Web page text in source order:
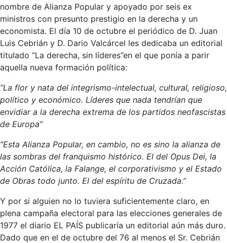
nombre de Alianza Popular y apoyado por seis ex
ministros con presunto prestigio en la derecha y un
economista. El día 10 de octubre el periódico de D. Juan
Luis Cebrián y D. Dario Valcárcel les dedicaba un editorial
titulado “La derecha, sin líderes”en el que ponía a parir
aquella nueva formación política:
“La flor y nata del integrismo-intelectual, cultural, religioso,
político y económico. Líderes que nada tendrían que
envidiar a la derecha extrema de los partidos neofascistas
de Europa”
“Esta Alianza Popular, en cambio, no es sino la alianza de
las sombras del franquismo histórico. El del Opus Dei, la
Acción Católica, la Falange, el corporativismo y el Estado
de Obras todo junto. El del espíritu de Cruzada.”
Y por si alguien no lo tuviera suficientemente claro, en
plena campaña electoral para las elecciones generales de
1977 el diario EL PAÍS publicaría un editorial aún más duro.
Dado que en el de octubre del 76 al menos el Sr. Cebrián